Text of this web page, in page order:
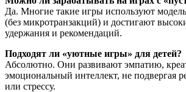
Да. Многие такие игры используют
(без микротранзакций) и достигают
удержания и рекомендаций.
Подходят ли «уютные игры» для детей?
Абсолютно. Они развивают эмпатию,
эмоциональный интеллект, не подвергая
или стрессу.